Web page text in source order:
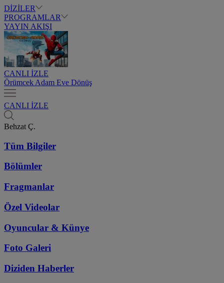
DİZİLER
PROGRAMLAR
YAYIN AKIŞI
CANLI İZLE
Örümcek Adam Eve Dönüş
CANLI İZLE
Behzat Ç.
Tüm Bilgiler
Bölümler
Fragmanlar
Özel Videolar
Oyuncular & Künye
Foto Galeri
Diziden Haberler